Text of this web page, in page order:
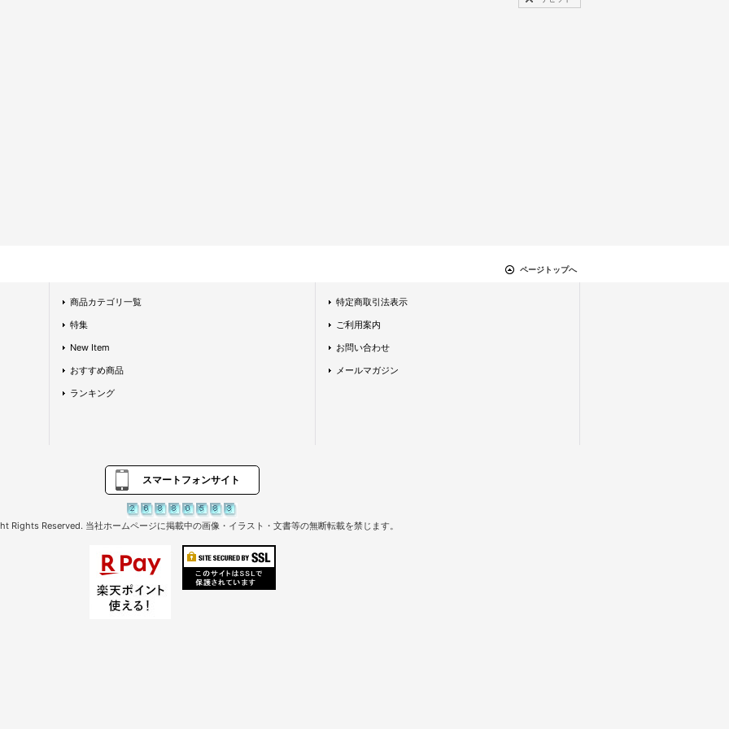
ページトップへ
商品カテゴリ一覧
特集
New Item
おすすめ商品
ランキング
特定商取引法表示
ご利用案内
お問い合わせ
メールマガジン
スマートフォンサイト
Rights Reserved. 当社ホームページに掲載中の画像・イラスト・文書等の無断転載を禁じます。